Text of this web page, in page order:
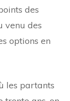
des
venu des
options en
les partants